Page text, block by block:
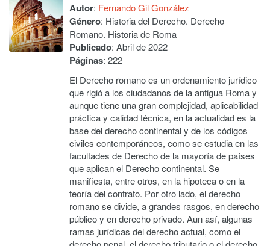
Autor: Fernando Gil González
Género: Historia del Derecho. Derecho
Romano. Historia de Roma
Publicado: Abril de 2022
Páginas: 222
El Derecho romano es un ordenamiento jurídico
que rigió a los ciudadanos de la antigua Roma y
aunque tiene una gran complejidad, aplicabilidad
práctica y calidad técnica, en la actualidad es la
base del derecho continental y de los códigos
civiles contemporáneos, como se estudia en las
facultades de Derecho de la mayoría de países
que aplican el Derecho continental. Se
manifiesta, entre otros, en la hipoteca o en la
teoría del contrato. Por otro lado, el derecho
romano se divide, a grandes rasgos, en derecho
público y en derecho privado. Aun así, algunas
ramas jurídicas del derecho actual, como el